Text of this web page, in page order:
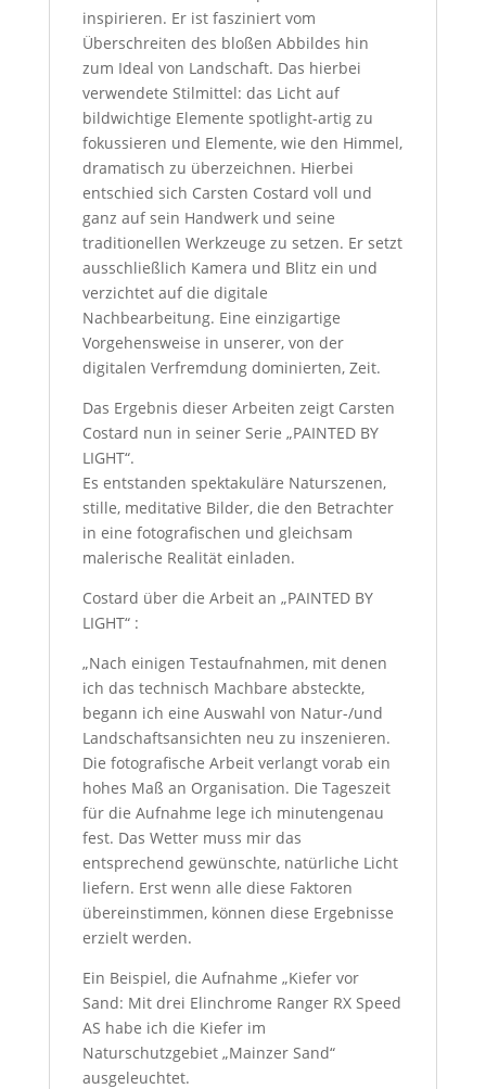
inspirieren. Er ist fasziniert vom
Überschreiten des bloßen Abbildes hin
zum Ideal von Landschaft. Das hierbei
verwendete Stilmittel: das Licht auf
bildwichtige Elemente spotlight-artig zu
fokussieren und Elemente, wie den Himmel,
dramatisch zu überzeichnen. Hierbei
entschied sich Carsten Costard voll und
ganz auf sein Handwerk und seine
traditionellen Werkzeuge zu setzen. Er setzt
ausschließlich Kamera und Blitz ein und
verzichtet auf die digitale
Nachbearbeitung. Eine einzigartige
Vorgehensweise in unserer, von der
digitalen Verfremdung dominierten, Zeit.
Das Ergebnis dieser Arbeiten zeigt Carsten
Costard nun in seiner Serie „PAINTED BY
LIGHT“.
Es entstanden spektakuläre Naturszenen,
stille, meditative Bilder, die den Betrachter
in eine fotografischen und gleichsam
malerische Realität einladen.
Costard über die Arbeit an „PAINTED BY
LIGHT“ :
„Nach einigen Testaufnahmen, mit denen
ich das technisch Machbare absteckte,
begann ich eine Auswahl von Natur-/und
Landschaftsansichten neu zu inszenieren.
Die fotografische Arbeit verlangt vorab ein
hohes Maß an Organisation. Die Tageszeit
für die Aufnahme lege ich minutengenau
fest. Das Wetter muss mir das
entsprechend gewünschte, natürliche Licht
liefern. Erst wenn alle diese Faktoren
übereinstimmen, können diese Ergebnisse
erzielt werden.
Ein Beispiel, die Aufnahme „Kiefer vor
Sand: Mit drei Elinchrome Ranger RX Speed
AS habe ich die Kiefer im
Naturschutzgebiet „Mainzer Sand“
ausgeleuchtet.